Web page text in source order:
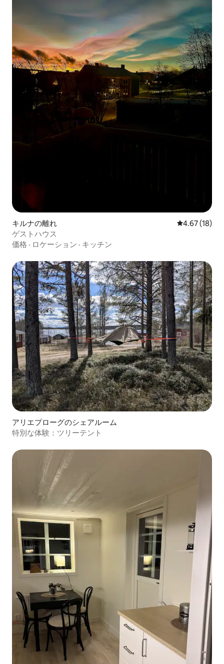
キルナの離れ レビュー18
4.67 (18)
ゲストハウス
価格 · ロケーション · キッチン
アリエプローグのシェアルーム
特別な体験：ツリーテント